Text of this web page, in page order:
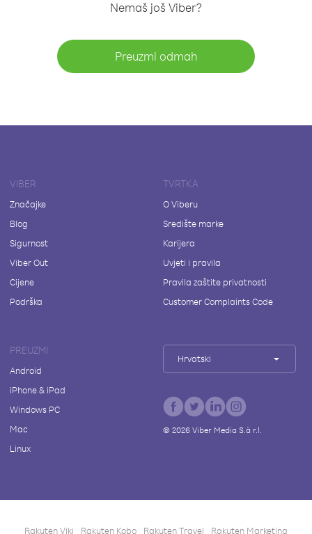
Nemaš još Viber?
Preuzmi odmah
VIBER
Značajke
Blog
Sigurnost
Viber Out
Cijene
Podrška
TVRTKA
O Viberu
Središte marke
Karijera
Uvjeti i pravila
Pravila zaštite privatnosti
Customer Complaints Code
PREUZMI
Android
iPhone & iPad
Windows PC
Mac
Linux
Hrvatski
© 2026Viber Media S.à r.l.
Rakuten Viki Rakuten Kobo Rakuten Travel Rakuten Marketing